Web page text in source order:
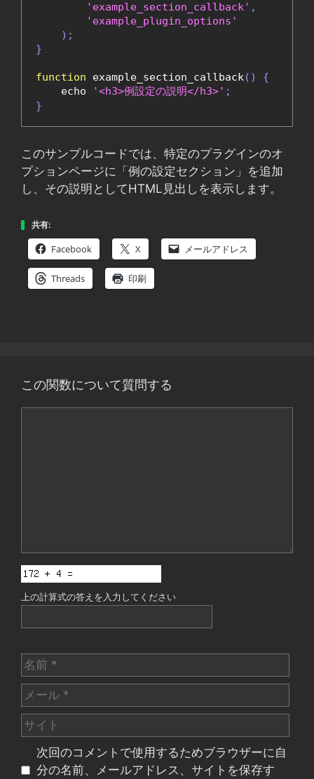
'example_section_callback' ,
'example_plugin_options'
);
}
function example_section_callback()
{
    echo
'<h3>例設定の説明</h3>' ;
}
このサンプルコードでは、特定のプラグインのオ
プションページに「例の設定セクション」を追加
し、その説明としてHTML見出しを表示します。
共有:
Facebook X メールアドレス
Threads 印刷
この関数について質問する
上の計算式の答えを入力してください
名
前
メ
ー
ル
サ
イ
次回のコメントで使用するためブラウザーに自
分の名前、メールアドレス、サイトを保存す